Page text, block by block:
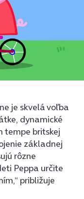
je skvelá voľba
dynamické
tempe britskej
základnej
rôzne
Peppa určite
približuje